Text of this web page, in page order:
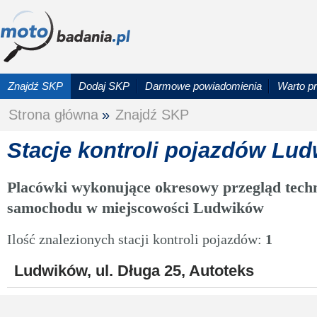
Znajdź SKP Dodaj SKP Darmowe powiadomienia Warto
Strona główna » Znajdź SKP
Stacje kontroli pojazdów
Placówki wykonujące okresowy przegląd
samochodu w miejscowości Ludwików
Ilość znalezionych stacji kontroli pojazdów: 1
Ludwików, ul. Długa 25, Autoteks